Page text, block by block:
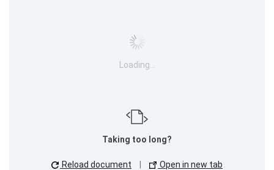
Loading…
Taking too long?
Reload document Open in new tab